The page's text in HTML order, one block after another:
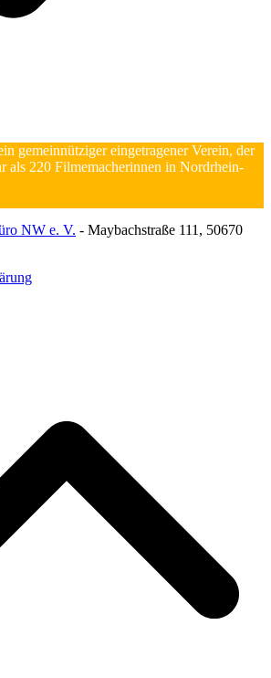
gemeinnütziger eingetragener Verein, der
als 220 Filmemacherinnen in Nordrhein-
NW e. V. - Maybachstraße 111, 50670